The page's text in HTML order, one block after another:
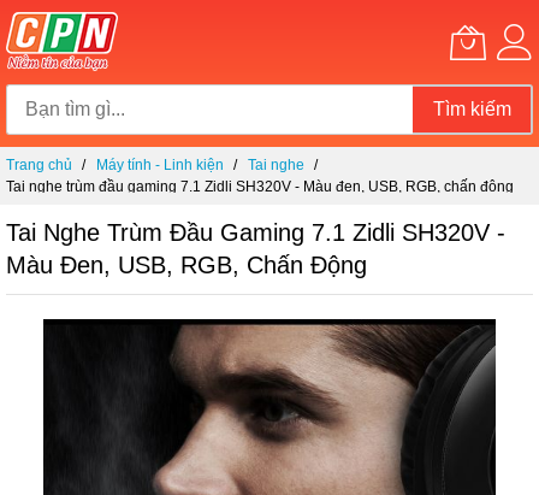
Tìm kiếm
Chuyển
đến
dung
Trang chủ Máy tính - Linh kiện
Tai nghe
Tai nghe trùm đầu gaming 7.1 Zidli SH320V - Màu đen, USB, RGB, chấn động
Tai Nghe Trùm Đầu Gaming 7.1 Zidli SH320V -
Màu Đen, USB, RGB, Chấn Động